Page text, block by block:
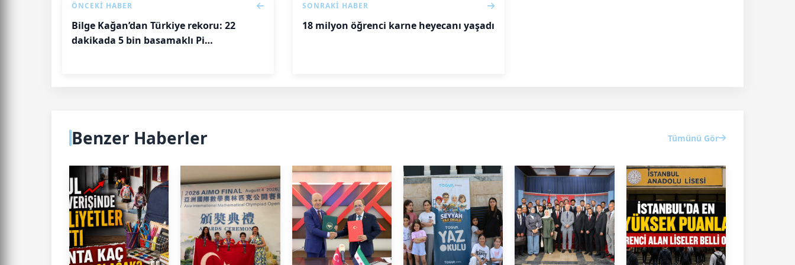
ÖNCEKI HABER
Bilge Kağan’dan Türkiye rekoru: 22
dakikada 5 bin basamaklı Pi
SONRAKI HABER
18 milyon öğrenci karne heyecanı yaşadı
Benzer Haberler Tümünü Gör